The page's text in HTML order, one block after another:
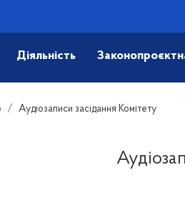
Діяльність
Аудіозаписи засідання Комітету